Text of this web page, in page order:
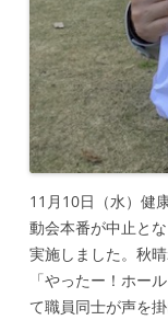
11月10日（水）健
動会本番が中止と
実施しました。秋
「やったー！ホー
て職員同士が声を